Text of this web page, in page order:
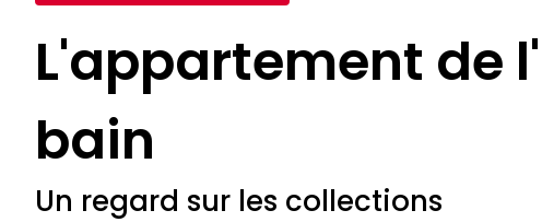
L'appartement de
bain
Un regard sur les collections